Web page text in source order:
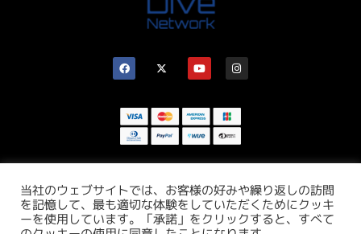
当社のウェブサイトでは、お客様の好みや繰り返しの訪問
を記憶して、最も適切な体験をしていただくためにクッキ
ーを使用しています。「承諾」をクリックすると、すべて